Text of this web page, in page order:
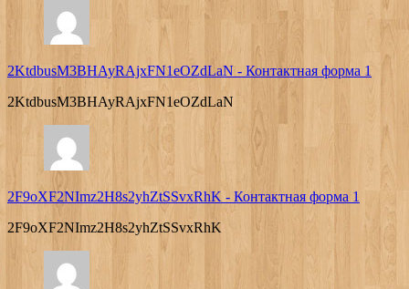
2KtdbusM3BHAyRAjxFN1eOZdLaN - Контактная форма 1
2KtdbusM3BHAyRAjxFN1eOZdLaN
2F9oXF2NImz2H8s2yhZtSSvxRhK - Контактная форма 1
2F9oXF2NImz2H8s2yhZtSSvxRhK